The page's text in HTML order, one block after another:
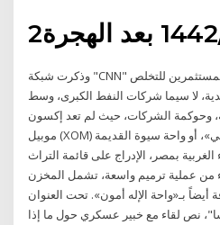
وذكرت شبكة "CNN" الأميركية، أن هذا التوجه قاد المستثمرين للتخلص
لا سيما شركات النفط الكبرى، وسط
وحوكمة الشركات، حيث لم تعد إكسون
موبيل (XOM) أكبر شركة ينتظر «حصن شالي»، أو واحة سيوة القديمة
بمصر، الإدراج على قائمة التراث
من عملية ترميم واسعة، تشمل المخزن
أيضاً بـ«واحة الإله أمون». تحت العنوان
نص لقاء مع خبير عسكري حول ما إذا